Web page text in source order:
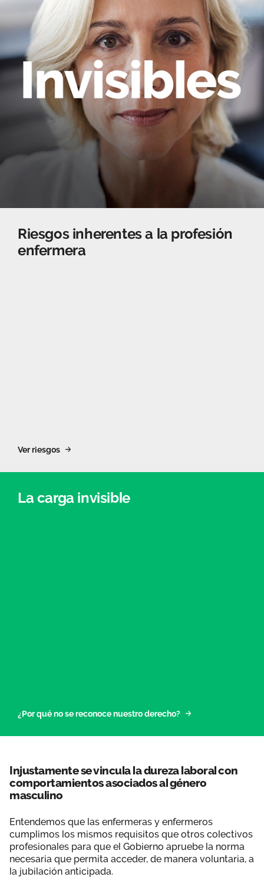
Riesgos inherentes a la profesión
enfermera
Ver riesgos
La carga invisible
¿Por qué no se reconoce nuestro derecho?
Injustamente se vincula la dureza laboral con
comportamientos asociados al género
masculino
Entendemos que las enfermeras y enfermeros
cumplimos los mismos requisitos que otros colectivos
profesionales para que el Gobierno apruebe la norma
necesaria que permita acceder, de manera voluntaria, a
la jubilación anticipada.